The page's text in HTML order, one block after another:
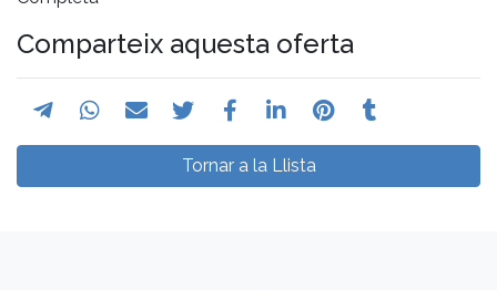
Comparteix aquesta oferta
Tornar a la Llista